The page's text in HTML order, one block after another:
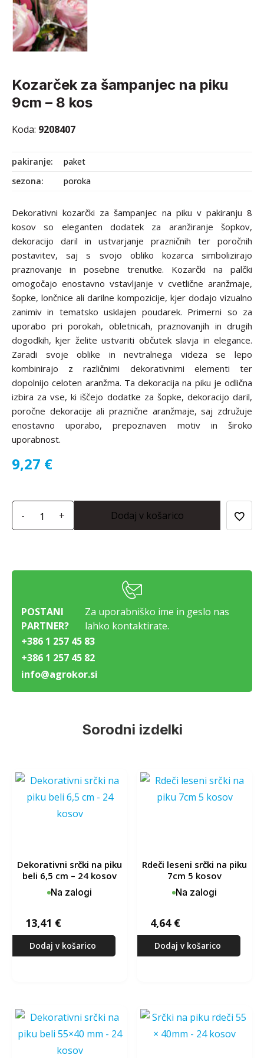
kozarček za šampanjec na piku
9cm – 8 kos
Koda: 9208407
pakiranje
paket
sezona
poroka
Dekorativni kozarčki za šampanjec na piku v pakiranju 8
kosov so eleganten dodatek za aranžiranje šopkov,
dekoracijo daril in ustvarjanje prazničnih ter poročnih
postavitev, saj s svojo obliko kozarca simbolizirajo
praznovanje in posebne trenutke. Kozarčki na palčki
omogočajo enostavno vstavljanje v cvetlične aranžmaje,
šopke, lončnice ali darilne kompozicije, kjer dodajo vizualno
zanimiv in tematsko usklajen poudarek. Primerni so za
uporabo pri porokah, obletnicah, praznovanjih in drugih
dogodkih, kjer želite ustvariti občutek slavja in elegance.
Zaradi svoje oblike in nevtralnega videza se lepo
kombinirajo z različnimi dekorativnimi elementi ter
dopolnijo celoten aranžma. Ta dekoracija na piku je odlična
izbira za vse, ki iščejo dodatke za šopke, dekoracijo daril,
poročne dekoracije ali praznične aranžmaje, saj združuje
enostavno uporabo, prepoznaven motiv in široko
uporabnost.
9,27 €
- + Dodaj v košarico
POSTANI
PARTNER?
Za uporabniško ime in geslo nas
lahko kontaktirate.
+386 1 257 45 83
+386 1 257 45 82
info@agrokor.si
Sorodni izdelki
dekorativni srčki na piku
beli 6,5 cm – 24 kosov
Na zalogi
13,41 €
Dodaj v košarico
rdeči leseni srčki na piku
7cm 5 kosov
Na zalogi
4,64 €
Dodaj v košarico